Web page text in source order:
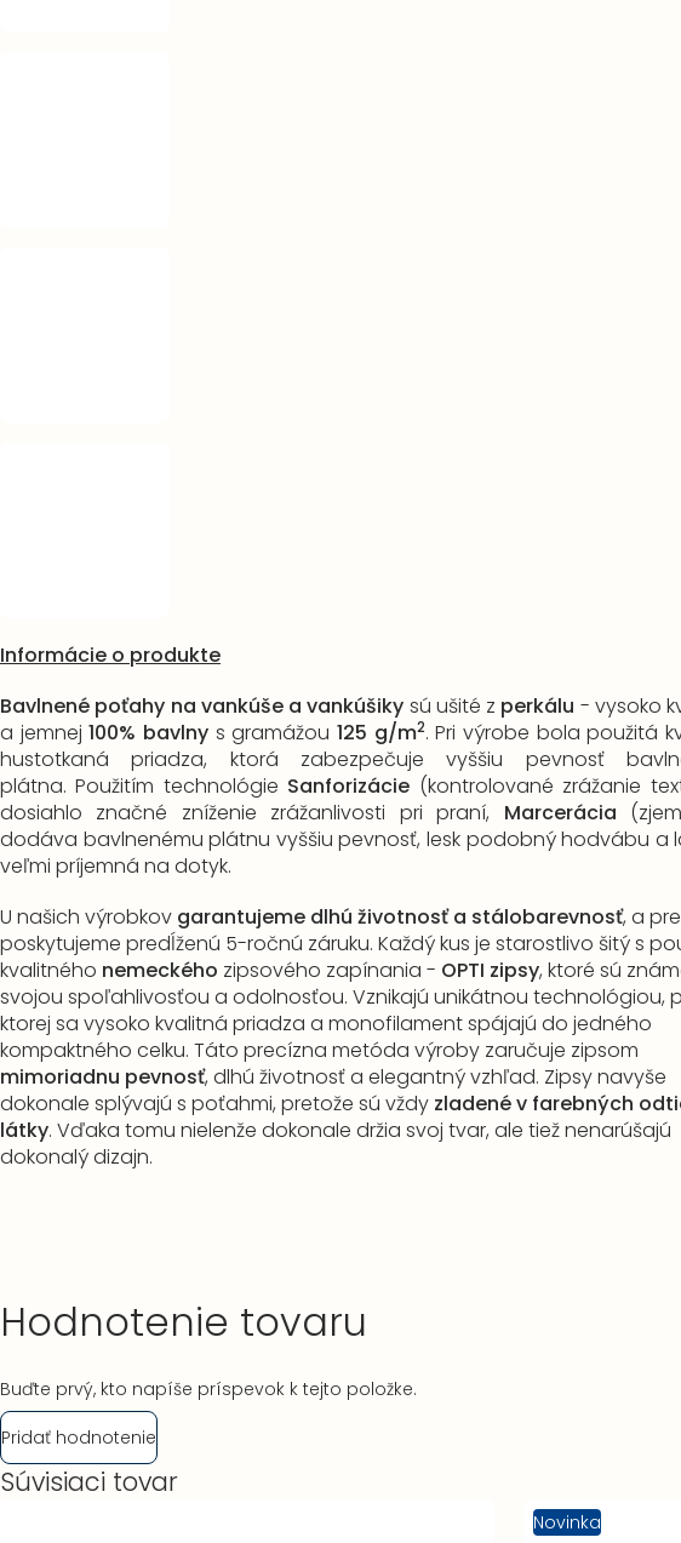
Informácie o produkte
Bavlnené poťahy na vankúše a vankúšiky sú ušité z perkálu - vysoko
a jemnej100% bavlny s gramážou125 g/m2. Pri výrobe bola použitá
hustotkaná priadza, ktorá zabezpečuje vyššiu pevnosť
plátna. Použitím technológie Sanforizácie (kontrolované zrážanie
dosiahlo značné zníženie zrážanlivosti pri praní, Marcerácia
dodáva bavlnenému plátnu vyššiu pevnosť, lesk podobný hodvábu a
veľmi príjemná na dotyk.
U našich výrobkov garantujeme dlhú životnosť a stálobarevnosť, a
poskytujeme predĺženú 5-ročnú záruku. Každý kus je starostlivo šitý s
kvalitného nemeckého zipsového zapínania - OPTI zipsy, ktoré sú
svojou spoľahlivosťou a odolnosťou. Vznikajú unikátnou technológiou,
ktorej sa vysoko kvalitná priadza a monofilament spájajú do jedného
kompaktného celku. Táto precízna metóda výroby zaručuje zipsom
mimoriadnu pevnosť, dlhú životnosť a elegantný vzhľad. Zipsy navyše
dokonale splývajú s poťahmi, pretože sú vždy zladené v farebných
látky. Vďaka tomu nielenže dokonale držia svoj tvar, ale tiež nenarúšajú
dokonalý dizajn.
Hodnotenie tovaru
Buďte prvý, kto napíše príspevok k tejto položke.
Pridať hodnotenie
Súvisiaci tovar
Novinka